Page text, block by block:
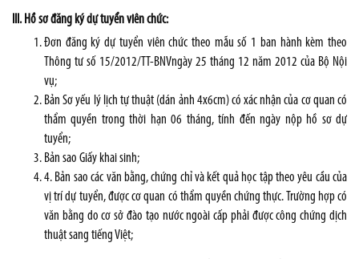
III. Hồ sơ đăng ký dự tuyển viên chức:
Đơn đăng ký dự tuyển viên chức theo mẫu số 1 ban hành kèm theo
Thông tư số 15/2012/TT-BNVngày 25 tháng 12 năm 2012 của Bộ Nội
vụ;
Bản Sơ yếu lý lịch tự thuật (dán ảnh 4x6cm) có xác nhận của cơ quan có
thẩm quyền trong thời hạn 06 tháng, tính đến ngày nộp hồ sơ dự
tuyển;
Bản sao Giấy khai sinh;
4. Bản sao các văn bằng, chứng chỉ và kết quả học tập theo yêu cầu của
vị trí dự tuyển, được cơ quan có thẩm quyền chứng thực. Trường hợp có
văn bằng do cơ sở đào tạo nước ngoài cấp phải được công chứng dịch
thuật sang tiếng Việt;